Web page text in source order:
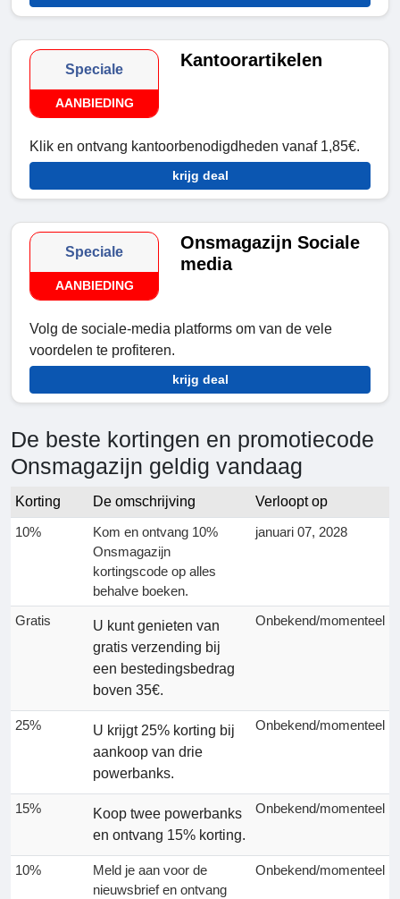
Speciale
AANBIEDING
Kantoorartikelen
Klik en ontvang kantoorbenodigdheden vanaf 1,85€.
krijg deal
Speciale
AANBIEDING
Onsmagazijn Sociale
media
Volg de sociale-media platforms om van de vele
voordelen te profiteren.
krijg deal
De beste kortingen en promotiecode
Onsmagazijn geldig vandaag
Korting De omschrijving
Verloopt op
10%
Kom en ontvang 10%
Onsmagazijn
kortingscode op alles
behalve boeken.
januari 07, 2028
Gratis
U kunt genieten van
gratis verzending bij
een bestedingsbedrag
boven 35€.
Onbekend/momenteel
25%
U krijgt 25% korting bij
aankoop van drie
powerbanks.
Onbekend/momenteel
15%
Koop twee powerbanks
en ontvang 15% korting.
Onbekend/momenteel
10%
Meld je aan voor de
nieuwsbrief en ontvang
Onbekend/momenteel